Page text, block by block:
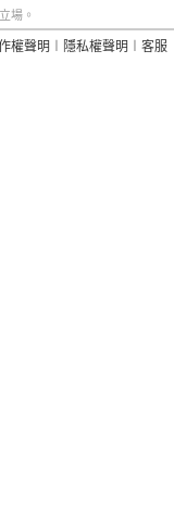
場。
權聲明 隱私權聲明 客服